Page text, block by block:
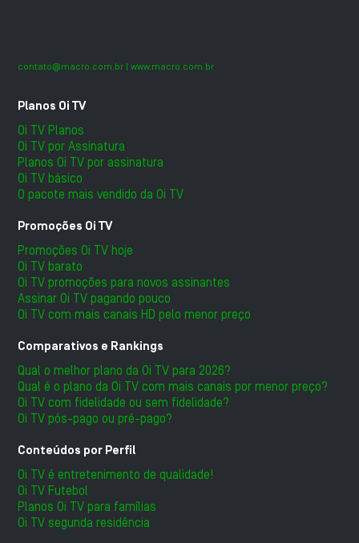
contato@macro.com.br | www.macro.com.br
Planos Oi TV
Oi TV Planos
Oi TV por Assinatura
Planos Oi TV por assinatura
Oi TV básico
O pacote mais vendido da Oi TV
Promoções Oi TV
Promoções Oi TV hoje
Oi TV barato
Oi TV promoções para novos assinantes
Assinar Oi TV pagando pouco
Oi TV com mais canais HD pelo menor preço
Comparativos e Rankings
Qual o melhor plano da Oi TV para 2026?
Qual é o plano da Oi TV com mais canais por menor preço?
Oi TV com fidelidade ou sem fidelidade?
Oi TV pós-pago ou pré-pago?
Conteúdos por Perfil
Oi TV é entretenimento de qualidade!
Oi TV Futebol
Planos Oi TV para famílias
Oi TV segunda residência